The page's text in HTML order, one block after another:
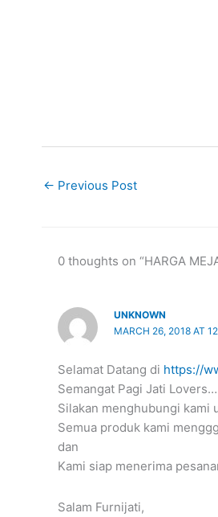
← Previous Post
0 thoughts on “HARGA
UNKNOWN
MARCH 26, 2018 AT
Selamat Datang di https://
Semangat Pagi Jati
Silakan menghubungi kami
Semua produk kami
dan
Kami siap menerima
Salam Furnijati,